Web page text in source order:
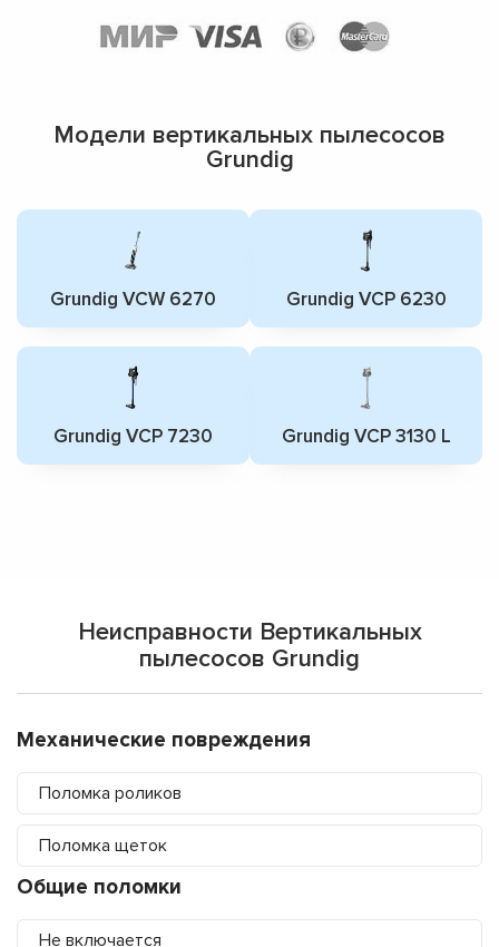
Модели вертикальных пылесосов
Grundig
Grundig VCW 6270 Grundig VCP 6230
Grundig VCP 7230 Grundig VCP 3130 L
Неисправности Вертикальных
пылесосов Grundig
Механические повреждения
Поломка роликов
Поломка щеток
Общие поломки
Не включается